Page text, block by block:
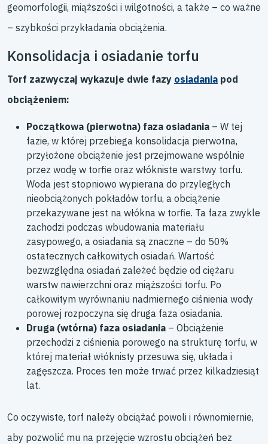
geomorfologii, miąższości i wilgotności, a także – co ważne
– szybkości przykładania obciążenia.
Konsolidacja i osiadanie torfu
Torf zazwyczaj wykazuje dwie fazy osiadania pod
obciążeniem:
Początkowa (pierwotna) faza osiadania – W tej
fazie, w której przebiega konsolidacja pierwotna,
przyłożone obciążenie jest przejmowane wspólnie
przez wodę w torfie oraz włókniste warstwy torfu.
Woda jest stopniowo wypierana do przyległych
nieobciążonych pokładów torfu, a obciążenie
przekazywane jest na włókna w torfie. Ta faza zwykle
zachodzi podczas wbudowania materiału
zasypowego, a osiadania są znaczne – do 50%
ostatecznych całkowitych osiadań. Wartość
bezwzględna osiadań zależeć będzie od ciężaru
warstw nawierzchni oraz miąższości torfu. Po
całkowitym wyrównaniu nadmiernego ciśnienia wody
porowej rozpoczyna się druga faza osiadania.
Druga (wtórna) faza osiadania – Obciążenie
przechodzi z ciśnienia porowego na strukturę torfu, w
której materiał włóknisty przesuwa się, układa i
zagęszcza. Proces ten może trwać przez kilkadziesiąt
lat.
Co oczywiste, torf należy obciążać powoli i równomiernie,
aby pozwolić mu na przejęcie wzrostu obciążeń bez